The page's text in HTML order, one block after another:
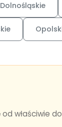
Dolnośląskie
właściwie